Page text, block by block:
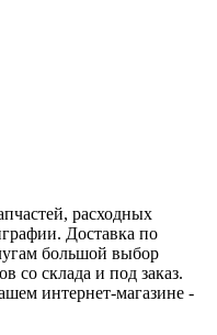
расходных
Доставка по
большой выбор
со склада и под заказ.
интернет-магазине -